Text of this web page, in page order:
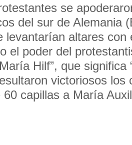
se
del sur de Alemania
levantarían altares
el poder del
Hilf”, que significa
victoriosos los
capillas a María